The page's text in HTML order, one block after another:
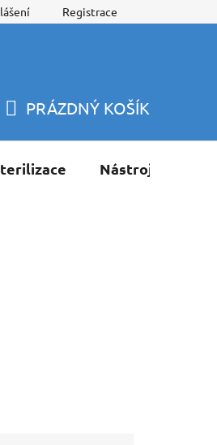
Registrace
KOŠÍK
PRÁZDNÝ KOŠÍK
Nástroje